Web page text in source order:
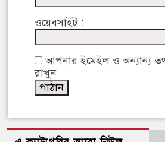
ওয়েবসাইট :
আপনার ইমেইল ও অন্যান্য
রাখুন